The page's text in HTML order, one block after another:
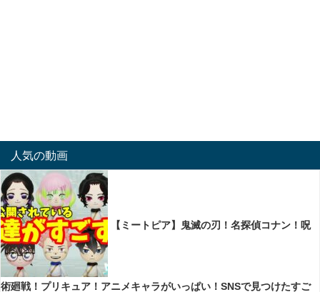
人気の動画
【ミートピア】鬼滅の刃！名探偵コナン！呪
術廻戦！プリキュア！アニメキャラがいっぱい！SNSで見つけたすご